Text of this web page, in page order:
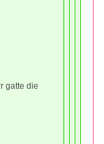
gatte die